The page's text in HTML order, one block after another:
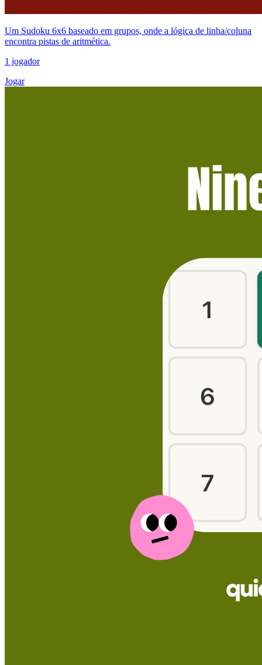
Um Sudoku 6x6 baseado em grupos, onde a lógica de linha/coluna
encontra pistas de aritmética.
1 jogador
Jogar